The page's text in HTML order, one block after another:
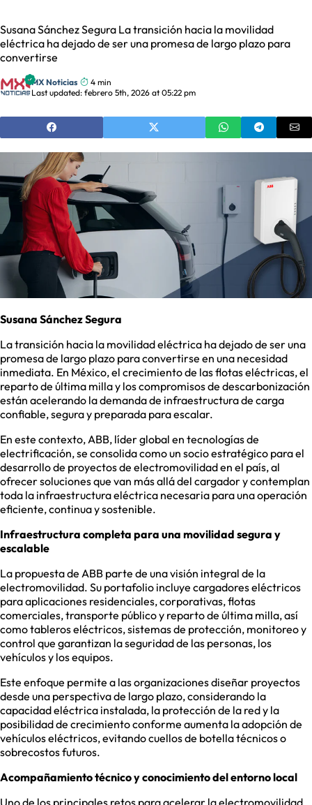
Susana Sánchez Segura La transición hacia la movilidad
eléctrica ha dejado de ser una promesa de largo plazo para
convertirse
MX Noticias
4 min
Last updated: febrero 5th, 2026 at 05:22 pm
Susana Sánchez Segura
La transición hacia la movilidad eléctrica ha dejado de ser una
promesa de largo plazo para convertirse en una necesidad
inmediata. En México, el crecimiento de las flotas eléctricas, el
reparto de última milla y los compromisos de descarbonización
están acelerando la demanda de infraestructura de carga
confiable, segura y preparada para escalar.
En este contexto, ABB, líder global en tecnologías de
electrificación, se consolida como un socio estratégico para el
desarrollo de proyectos de electromovilidad en el país, al
ofrecer soluciones que van más allá del cargador y contemplan
toda la infraestructura eléctrica necesaria para una operación
eficiente, continua y sostenible.
Infraestructura completa para una movilidad segura y
escalable
La propuesta de ABB parte de una visión integral de la
electromovilidad. Su portafolio incluye cargadores eléctricos
para aplicaciones residenciales, corporativas, flotas
comerciales, transporte público y reparto de última milla, así
como tableros eléctricos, sistemas de protección, monitoreo y
control que garantizan la seguridad de las personas, los
vehículos y los equipos.
Este enfoque permite a las organizaciones diseñar proyectos
desde una perspectiva de largo plazo, considerando la
capacidad eléctrica instalada, la protección de la red y la
posibilidad de crecimiento conforme aumenta la adopción de
vehículos eléctricos, evitando cuellos de botella técnicos o
sobrecostos futuros.
Acompañamiento técnico y conocimiento del entorno local